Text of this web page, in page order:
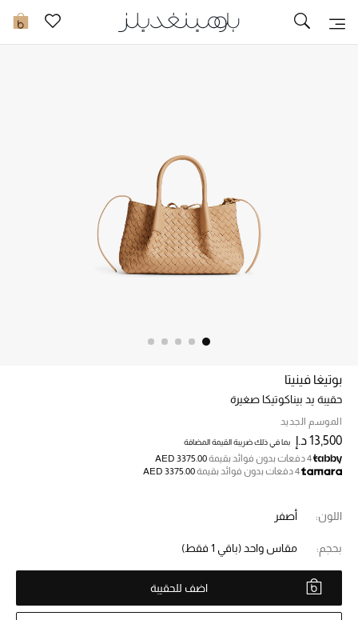
0 تخفيضات
خصم حتى 70%
تسوقوا الآن
ما وصلنا حديثاً
ما وصلنا حديثاً
النساء
بوتيغا فينيتا
حقيبة يد بيناكوتيكا صغيرة
الموسم الجديد
13,500 د.إ بما في ذلك ضريبة القيمة المضافة
4 دفعات بدون فوائد بقيمة
AED 3375.00
4 دفعات بدون فوائد بقيمة
AED 3375.00
اللون: أصفر
بحجم: مقاس واحد (باقي 1 فقط)
اضف للحقيبة